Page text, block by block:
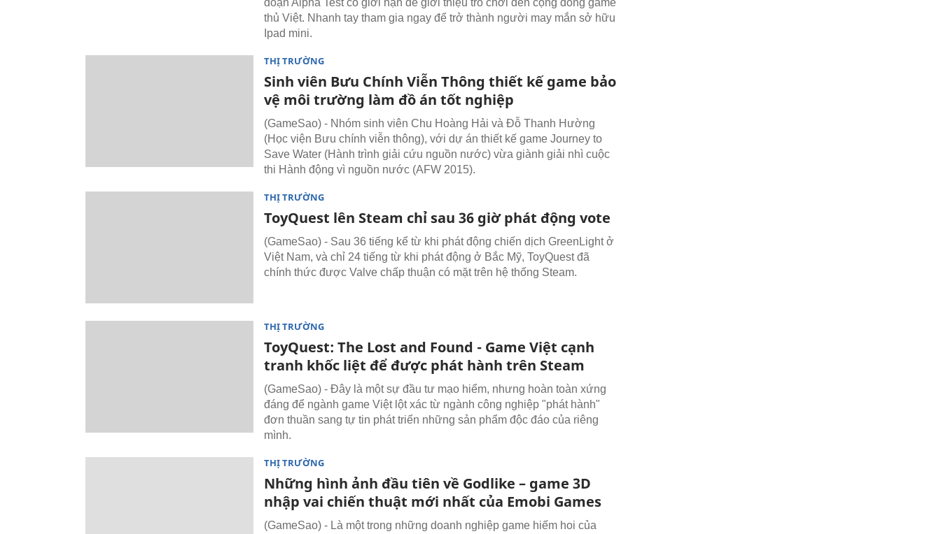
đoạn Alpha Test có giới hạn để giới thiệu trò chơi đến cộng đồng game
thủ Việt. Nhanh tay tham gia ngay để trở thành người may mắn sở hữu
Ipad mini.
THỊ TRƯỜNG
Sinh viên Bưu Chính Viễn Thông thiết kế game bảo
vệ môi trường làm đồ án tốt nghiệp
(GameSao) - Nhóm sinh viên Chu Hoàng Hải và Đỗ Thanh Hường
(Học viện Bưu chính viễn thông), với dự án thiết kế game Journey to
Save Water (Hành trình giải cứu nguồn nước) vừa giành giải nhì cuộc
thi Hành động vì nguồn nước (AFW 2015).
THỊ TRƯỜNG
ToyQuest lên Steam chỉ sau 36 giờ phát động vote
(GameSao) - Sau 36 tiếng kể từ khi phát động chiến dịch GreenLight ở
Việt Nam, và chỉ 24 tiếng từ khi phát động ở Bắc Mỹ, ToyQuest đã
chính thức được Valve chấp thuận có mặt trên hệ thống Steam.
THỊ TRƯỜNG
ToyQuest: The Lost and Found - Game Việt cạnh
tranh khốc liệt để được phát hành trên Steam
(GameSao) - Đây là một sự đầu tư mạo hiểm, nhưng hoàn toàn xứng
đáng để ngành game Việt lột xác từ ngành công nghiệp "phát hành"
đơn thuần sang tự tin phát triển những sản phẩm độc đáo của riêng
mình.
THỊ TRƯỜNG
Những hình ảnh đầu tiên về Godlike – game 3D
nhập vai chiến thuật mới nhất của Emobi Games
(GameSao) - Là một trong những doanh nghiệp game hiếm hoi của